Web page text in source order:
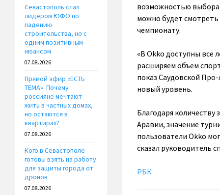
возможностью выбора
можно будет
чемпионату.
«В Okko доступны все
расширяем объем
показ Саудовской
новый уровень.
Благодаря
Аравии, значение
пользователи Okko
сказал руководитель
РБК
Севастополь стал
лидером ЮФО по
падению
строительства, но с
одним позитивным
нюансом
07.08.2026
Прямой эфир «ЕСТЬ
ТЕМА». Почему
россияне мечтают
жить в частных домах,
но остаются в
квартирах?
07.08.2026
Кого в Севастополе
готовы взять на работу
для защиты города от
дронов
07.08.2026